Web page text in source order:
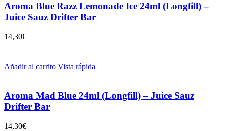
Aroma Blue Razz Lemonade Ice 24ml (Longfill) –
Juice Sauz Drifter Bar
14,30€
Añadir al carrito Vista rápida
Aroma Mad Blue 24ml (Longfill) – Juice Sauz
Drifter Bar
14,30€